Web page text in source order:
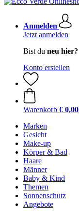
Anmelden
Jetzt anmelden
Bist du neu hier?
Konto erstellen
Warenkorb € 0,00
Marken
Gesicht
Make-up
Körper & Bad
Haare
Männer
Baby & Kind
Themen
Sonnenschutz
Angebote